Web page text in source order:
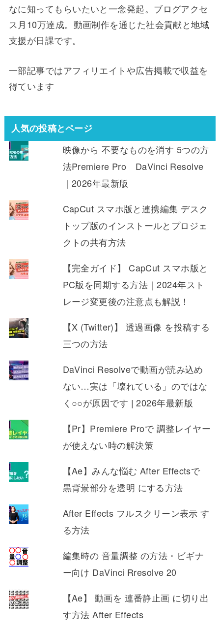
なに知ってもらいたいと一念発起。ブログアクセ
ス月10万達成。動画制作を通じた社会貢献と地域
支援が日課です。
一部記事ではアフィリエイトや広告掲載で収益を
得ています
人気の投稿とページ
映像から 不要なものを消す 5つの方
法Premiere Pro DaVinci Resolve
｜2026年最新版
CapCut スマホ版と連携編集 デスク
トップ版のインストールとプロジェ
クトの共有方法
【完全ガイド】 CapCut スマホ版と
PC版を同期する方法｜2024年スト
レージ変更後の注意点も解説！
【X (Twitter)】 透過画像 を投稿する
三つの方法
DaVinci Resolveで動画が読み込め
ない…実は「壊れている」のではな
く○○が原因です | 2026年最新版
【Pr】Premiere Proで 調整レイヤー
が使えない時の解決策
【Ae】みんな悩む After Effectsで
黒背景部分を透明 にする方法
After Effects フルスクリーン表示 す
る方法
編集時の 音量調整 の方法・ビギナ
ー向け DaVinci Rresolve 20
【Ae】 動画を 連番静止画 に切り出
す方法 After Effects